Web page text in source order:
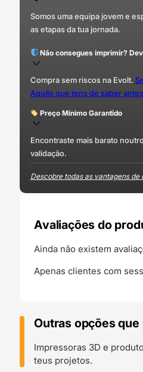
Somos uma equipa jovem e
as etapas da tua jornada.
Não consegues imprimir?
Compra sem riscos na Evolt.
Aquilo que tens de saber
Preço Mínimo Garantido
Encontraste mais barato
validação.
Descobre todas as vantagens de
Avaliações do
Ainda não existem
Apenas clientes com
Outras opções
Impressoras 3D e
teus projetos.